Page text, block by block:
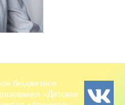
бюджетное
«Детская